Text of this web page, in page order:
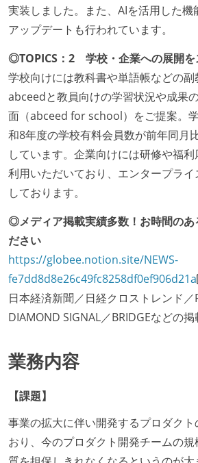
実装しました。また、AIを活用した
アップデートも行われています。
◎TOPICS：2 学校・企業への展開を
学校向けには教科書や単語帳などの
abceedと教員向けの学習状況や成果
面（abceed for school）をご提案。
和8年度の学校有料会員数が前年同月
しています。企業向けには研修や福
利用いただいており、エンタープラ
しております。
◎メディア掲載実績多数！お時間のあ
ださい
https://globee.notion.site/NEWS-
fe7dd8d8e26c49fc8258df0ef906d21a
日本経済新聞／日経クロストレンド／
DIAMOND SIGNAL／BRIDGEなどの掲
業務内容
【課題】
事業の拡大に伴い開発するプロダク
おり、今のプロダクト開発チームの